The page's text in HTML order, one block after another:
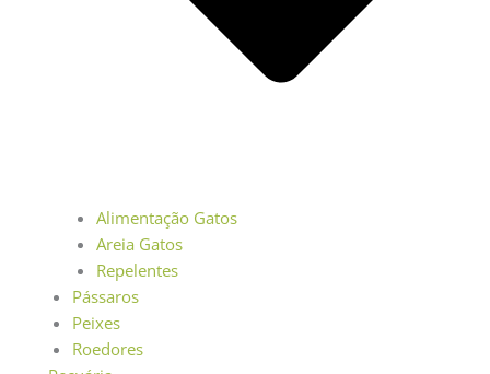
Alimentação Gatos
Areia Gatos
Repelentes
Pássaros
Peixes
Roedores